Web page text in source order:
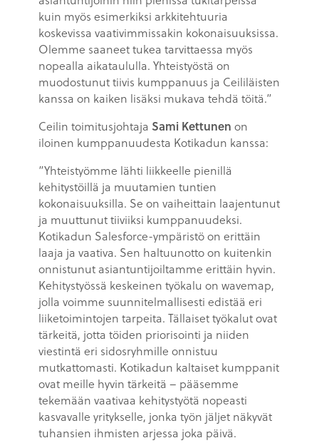
kuin myös esimerkiksi arkkitehtuuria
koskevissa vaativimmissakin kokonaisuuksissa.
Olemme saaneet tukea tarvittaessa myös
nopealla aikataululla. Yhteistyöstä on
muodostunut tiivis kumppanuus ja Ceililäisten
kanssa on kaiken lisäksi mukava tehdä töitä.”
Ceilin toimitusjohtaja Sami Kettunen on
iloinen kumppanuudesta Kotikadun kanssa:
”Yhteistyömme lähti liikkeelle pienillä
kehitystöillä ja muutamien tuntien
kokonaisuuksilla. Se on vaiheittain laajentunut
ja muuttunut tiiviiksi kumppanuudeksi.
Kotikadun Salesforce-ympäristö on erittäin
laaja ja vaativa. Sen haltuunotto on kuitenkin
onnistunut asiantuntijoiltamme erittäin hyvin.
Kehitystyössä keskeinen työkalu on wavemap,
jolla voimme suunnitelmallisesti edistää eri
liiketoimintojen tarpeita. Tällaiset työkalut ovat
tärkeitä, jotta töiden priorisointi ja niiden
viestintä eri sidosryhmille onnistuu
mutkattomasti. Kotikadun kaltaiset kumppanit
ovat meille hyvin tärkeitä – pääsemme
tekemään vaativaa kehitystyötä nopeasti
kasvavalle yritykselle, jonka työn jäljet näkyvät
tuhansien ihmisten arjessa joka päivä.